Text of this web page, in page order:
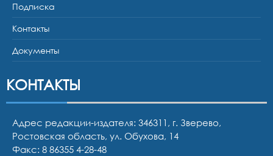
Подписка
Контакты
Документы
КОНТАКТЫ
Адрес редакции-издателя: 346311, г. Зверево,
Ростовская область, ул. Обухова, 14
Факс: 8 86355 4-28-48